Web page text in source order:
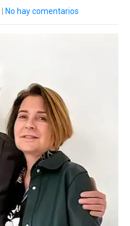
No hay comentarios